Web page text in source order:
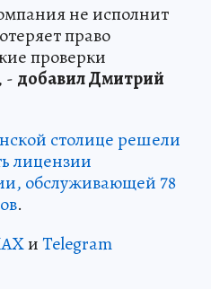
не исполнит
право
проверки
- добавил Дмитрий
столице решели
лицензии
обслуживающей 78
.
иTelegram